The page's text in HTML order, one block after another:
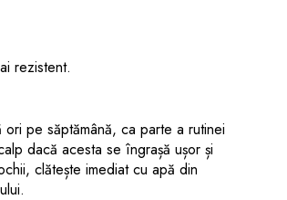
rezistent.
pe săptămână, ca parte a rutinei
dacă acesta se îngrașă ușor și
clătește imediat cu apă din